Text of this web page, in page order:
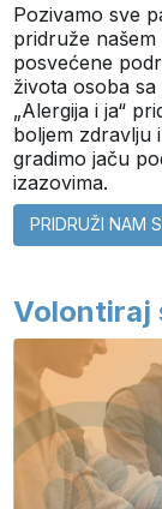
Pozivamo sve
pridruže
posvećene
života osoba
„Alergija i ja“
boljem zdravlju
gradimo jaču
izazovima.
PRIDRUŽI NAM
Volontiraj